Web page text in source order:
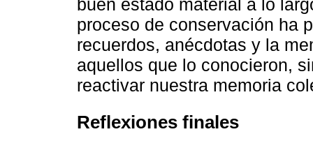
buen estado material a lo
proceso de conservación ha
recuerdos, anécdotas y la
aquellos que lo conocieron,
reactivar nuestra memoria
Reflexiones finales